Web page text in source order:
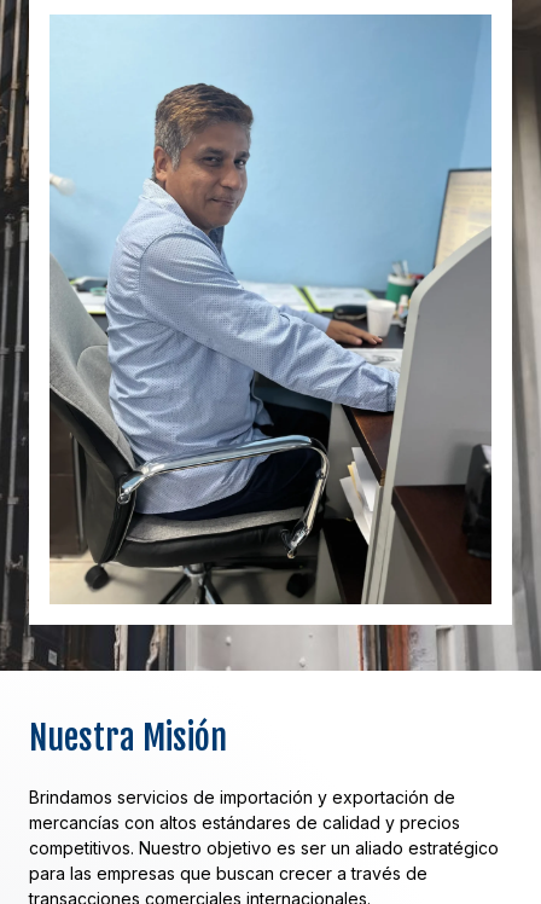
Nuestra Misión
Brindamos servicios de importación y exportación de
mercancías con altos estándares de calidad y precios
competitivos. Nuestro objetivo es ser un aliado estratégico
para las empresas que buscan crecer a través de
transacciones comerciales internacionales.